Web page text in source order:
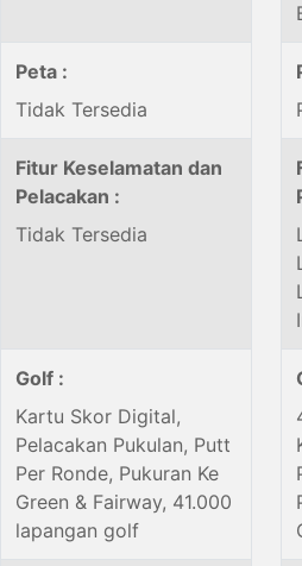
Peta :
Tidak Tersedia
Fitur Keselamatan dan
Pelacakan :
Tidak Tersedia
Golf :
Kartu Skor Digital,
Pelacakan Pukulan, Putt
Per Ronde, Pukuran Ke
Green & Fairway, 41.000
lapangan golf